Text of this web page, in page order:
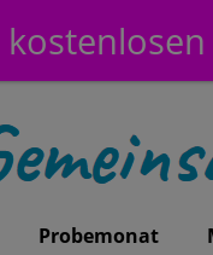
Probemonat